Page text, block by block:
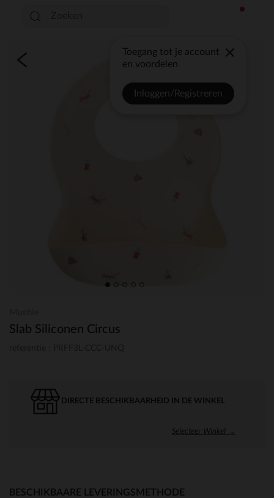
Toegang tot je account
en voordelen
Inloggen/Registreren
Slab Siliconen Circus
DIRECTE BESCHIKBAARHEID IN DE WINKEL
Selecteer Winkel →
BESCHIKBAARE LEVERINGSMETHODE